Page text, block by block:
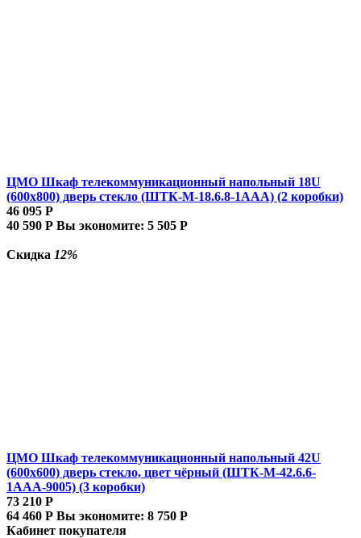
ЦМО Шкаф телекоммуникационный напольный 18U
(600x800) дверь стекло (ШТК-М-18.6.8-1AAA) (2 коробки)
46 095 Р
40 590 Р Вы экономите: 5 505 Р
Скидка 12%
ЦМО Шкаф телекоммуникационный напольный 42U
(600x600) дверь стекло, цвет чёрный (ШТК-М-42.6.6-
1ААА-9005) (3 коробки)
73 210 Р
64 460 Р Вы экономите: 8 750 Р
Кабинет покупателя